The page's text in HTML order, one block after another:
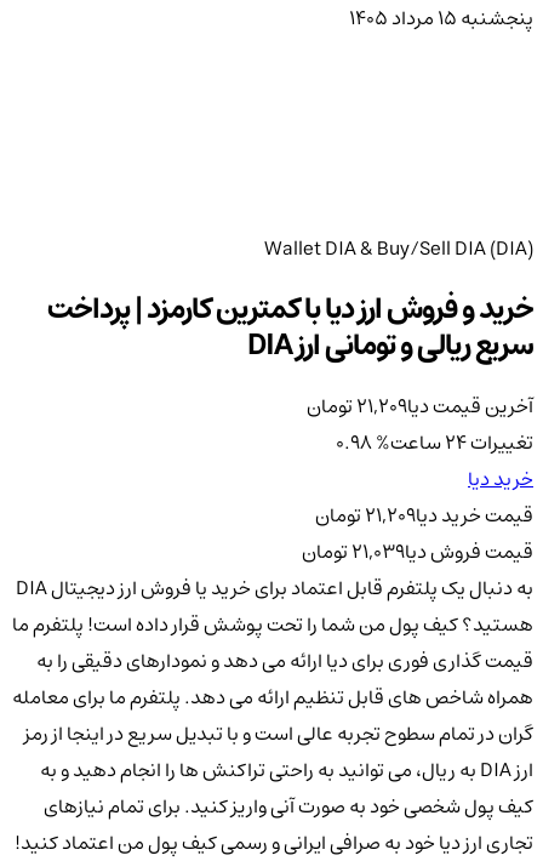
پنجشنبه ۱۵ مرداد ۱۴۰۵
Wallet DIA & Buy/Sell DIA (DIA)
خرید و فروش ارز دیا با کمترین کارمزد | پرداخت
سریع ریالی و تومانی ارز DIA
آخرین قیمت دیا21,209تومان
تغییرات 24 ساعت
0.98%
خرید دیا
قیمت خرید دیا21,209تومان
قیمت فروش دیا21,039تومان
به دنبال یک پلتفرم قابل اعتماد برای خرید یا فروش ارز دیجیتال DIA
هستید؟ کیف پول من شما را تحت پوشش قرار داده است! پلتفرم ما
قیمت گذاری فوری برای دیا ارائه می دهد و نمودارهای دقیقی را به
همراه شاخص های قابل تنظیم ارائه می دهد. پلتفرم ما برای معامله
گران در تمام سطوح تجربه عالی است و با تبدیل سریع در اینجا از رمز
ارز DIA به ریال، می توانید به راحتی تراکنش ها را انجام دهید و به
کیف پول شخصی خود به صورت آنی واریز کنید. برای تمام نیازهای
تجاری ارز دیا خود به صرافی ایرانی و رسمی کیف پول من اعتماد کنید!